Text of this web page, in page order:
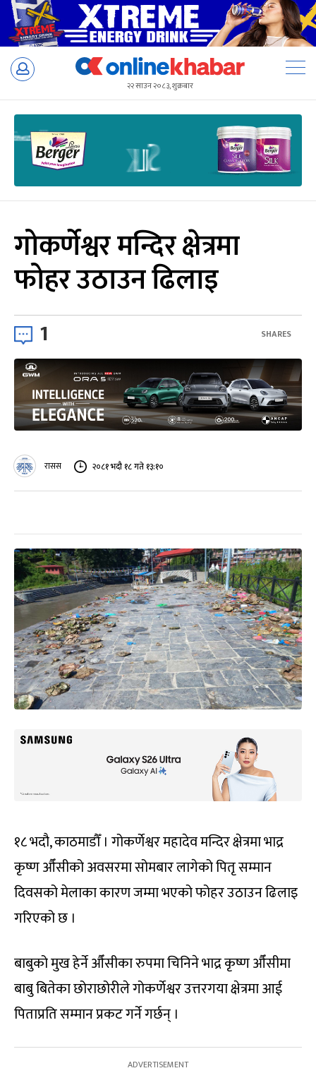
Skip
२२ साउन २०८३, शुक्रबार
गोकर्णेश्वर मन्दिर क्षेत्रमा
फोहर उठाउन ढिलाइ
1 SHARES
रासस २०८१ भदौ १८ गते १३:१०
१८ भदौ, काठमाडौँ । गोकर्णेश्वर महादेव मन्दिर क्षेत्रमा भाद्र
कृष्ण औँसीको अवसरमा सोमबार लागेको पितृ सम्मान
दिवसको मेलाका कारण जम्मा भएको फोहर उठाउन ढिलाइ
गरिएको छ ।
बाबुको मुख हेर्ने औँसीका रुपमा चिनिने भाद्र कृष्ण औँसीमा
बाबु बितेका छोराछोरीले गोकर्णेश्वर उत्तरगया क्षेत्रमा आई
पिताप्रति सम्मान प्रकट गर्ने गर्छन् ।